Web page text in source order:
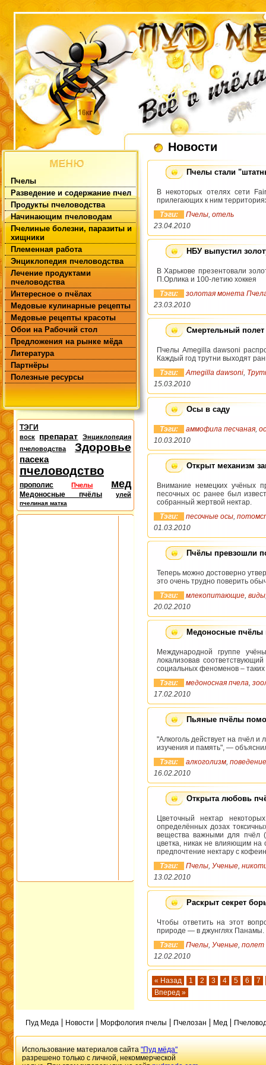
Пчелы
Разведение и содержание пчел
Продукты пчеловодства
Начинающим пчеловодам
Пчелиные болезни, паразиты и
хищники
Племенная работа
Энциклопедия пчеловодства
Лечение продуктами
пчеловодства
Интересное о пчёлах
Медовые кулинарные рецепты
Медовые рецепты красоты
Обои на Рабочий стол
Предложения на рынке мёда
Литература
Партнёры
Полезные ресурсы
ТЭГИ
воск препарат
Энциклопедия
пчеловодства
Здоровье
пасека
пчеловодство
прополис Пчелы мед
Медоносные пчёлы улей
пчелиная матка
Новости
Пчелы стали
В некоторых отелях сети
прилегающих к ним
Тэги:
Пчелы, отель
23.04.2010
НБУ выпустил
В Харькове презентовали
П.Орлика и 100-летию хоккея
Тэги:
золотая монета
23.03.2010
Смертельный полет
Пчелы Amegilla dawsoni
Каждый год трутни выходят
Тэги:
Amegilla dawsoni,
15.03.2010
Осы в саду
Тэги: аммофила песчаная,
10.03.2010
Открыт механизм
Внимание немецких учёных
песочных ос ранее был
собранный жертвой нектар.
Тэги:
песочные осы,
01.03.2010
Пчёлы превзошли
Теперь можно достоверно
это очень трудно поверить
Тэги:
млекопитающие, виды
20.02.2010
Медоносные пчёлы
Международной группе
локализовав
социальных феноменов –
Тэги:
медоносная пчела,
17.02.2010
Пьяные пчёлы
"Алкоголь действует на пчёл
изучения и память", —
Тэги:
алкоголизм, поведение
16.02.2010
Открыта любовь
Цветочный нектар
определённых дозах
вещества важными для пчёл
цветка, никак не влияющим
предпочтение нектару с
Тэги:
Пчелы, Ученые,
13.02.2010
Раскрыт секрет
Чтобы ответить на этот
природе — в джунглях Панамы.
Тэги:
Пчелы, Ученые, полет
12.02.2010
« Назад 1 2 3 4 5 6
7
Вперед »
Пуд Меда Новости Морфология пчелы Пчелозан Мед
Использование материалов сайта"Пуд мёда"
разрешено только с личной, некоммерческой